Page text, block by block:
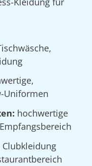
Uniformen
hochwertige
Clubkleidung